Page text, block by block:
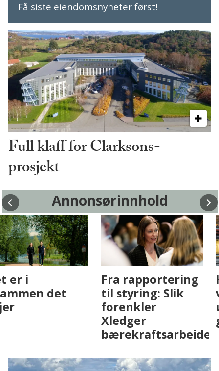
Få siste eiendomsnyheter først!
Full klaff for Clarksons-
prosjekt
Annonsørinnhold
Fenistra endrer
eiendomsbransjen
med AI. Slik ser vi
Det er i
Drammen det
skjer